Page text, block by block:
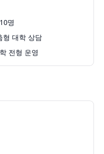
명
형 대학 상담
전형 운영